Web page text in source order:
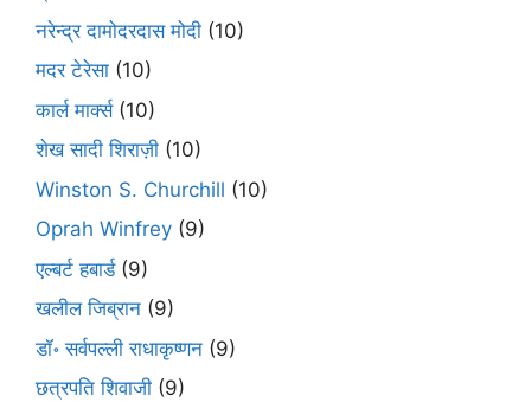
नरेन्द्र दामोदरदास मोदी (10)
मदर टेरेसा (10)
कार्ल मार्क्स(10)
शेख सादी शिराज़ी (10)
Winston S. Churchill (10)
Oprah Winfrey (9)
एल्बर्ट हबार्ड(9)
खलील जिब्रान (9)
डॉ॰ सर्वपल्ली राधाकृष्णन (9)
छत्रपति शिवाजी (9)